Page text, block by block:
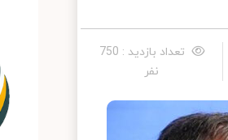
تعداد بازدید : 750
نفر